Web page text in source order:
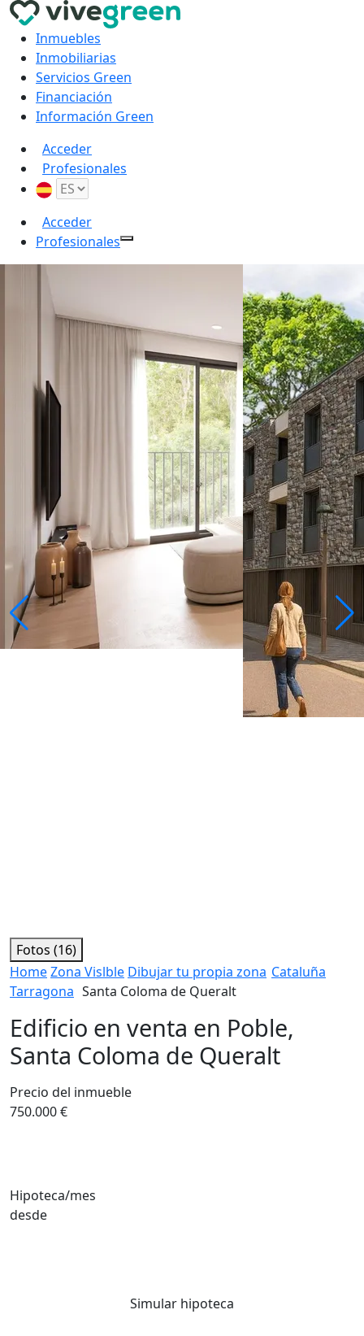
Inmuebles
Inmobiliarias
Servicios Green
Financiación
Información Green
Acceder
Profesionales
Acceder
Profesionales
Fotos (16)
HomeZona Vislble Dibujar tu propia zona Cataluña
Tarragona Santa Coloma de Queralt
Edificio en venta en Poble,
Santa Coloma de Queralt
Precio del inmueble
750.000 €
Hipoteca/mes
desde
Simular hipoteca